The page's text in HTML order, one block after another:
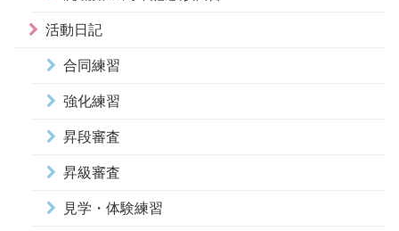
活動日記
合同練習
強化練習
昇段審査
昇級審査
見学・体験練習